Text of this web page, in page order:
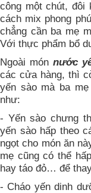
công một chút,
cách mix phong
chẳng cần ba mẹ
Với thực phẩm bổ
Ngoài món nước
các cửa hàng, thì
yến sào mà ba
như:
- Yến sào chưng
yến sào hấp theo
ngọt cho món ăn
mẹ cũng có thể
hay táo đỏ… để
- Cháo yến dinh